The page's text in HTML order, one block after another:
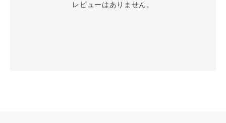
レビューはありません。